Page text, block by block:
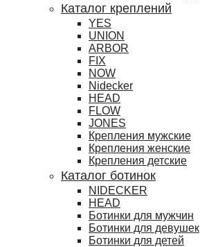
Каталог креплений
YES
UNION
ARBOR
FIX
NOW
Nidecker
HEAD
FLOW
JONES
Крепления мужские
Крепления женские
Крепления детские
Каталог ботинок
NIDECKER
HEAD
Ботинки для мужчин
Ботинки для девушек
Ботинки для детей